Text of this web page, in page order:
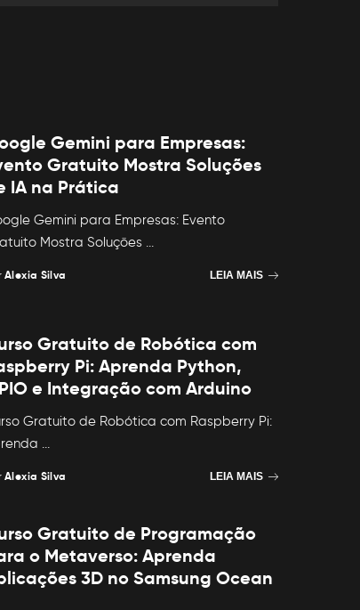
Gemini para Empresas:
Gratuito Mostra Soluções
IA na Prática
Gemini para Empresas: Evento
Mostra Soluções ...
Alexia Silva LEIA MAIS
Gratuito de Robótica com
Pi: Aprenda Python,
e Integração com Arduino
Gratuito de Robótica com Raspberry Pi:
...
Alexia Silva LEIA MAIS
Gratuito de Programação
o Metaverso: Aprenda
3D no Samsung Ocean